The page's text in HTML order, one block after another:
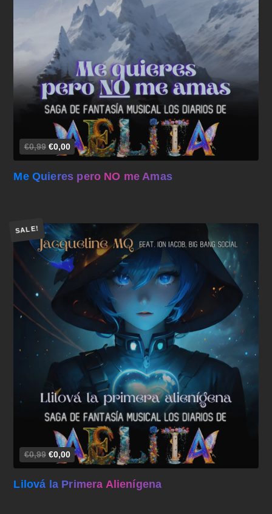
€0,99 €0,00
Añadir al carrito
Me Quieres pero NO me Amas
SALE!
€0,99 €0,00
Añadir al carrito
Lilová la Primera Alienígena